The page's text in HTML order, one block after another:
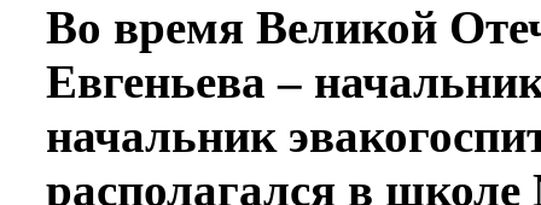
Во время Великой
Евгеньева –
начальник
располагался в